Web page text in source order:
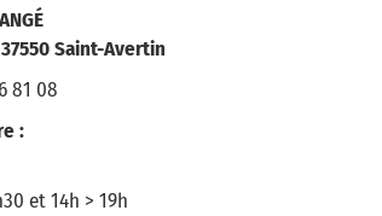
Saint-Avertin
81 08
:
et 14h > 19h